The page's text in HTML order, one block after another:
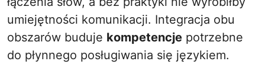
umiejętności komunikacji. Integracja obu
obszarów buduje kompetencje potrzebne
do płynnego posługiwania się językiem.